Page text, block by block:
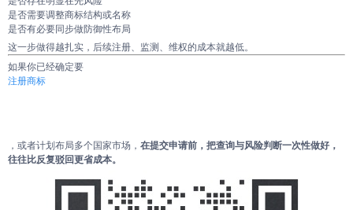
是否需要调整商标结构或名称
是否有必要同步做防御性布局
这一步做得越扎实，后续注册、监测、维权的成本就越低。
如果你已经确定要
注册商标
，或者计划布局多个国家市场， 在提交申请前，把查询与风险判断一次性做好，
往往比反复驳回更省成本。